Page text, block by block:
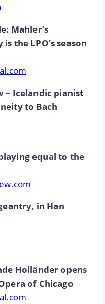
Mahler’s
the LPO’s season
– Icelandic pianist
to Bach
equal to the
in Han
Holländer opens
of Chicago